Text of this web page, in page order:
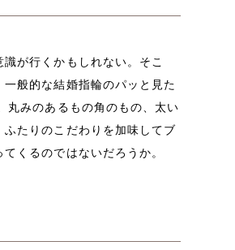
が行くかもしれない。そこ
般的な結婚指輪のパッと見た
丸みのあるもの角のもの、太い
たりのこだわりを加味してブ
くるのではないだろうか。